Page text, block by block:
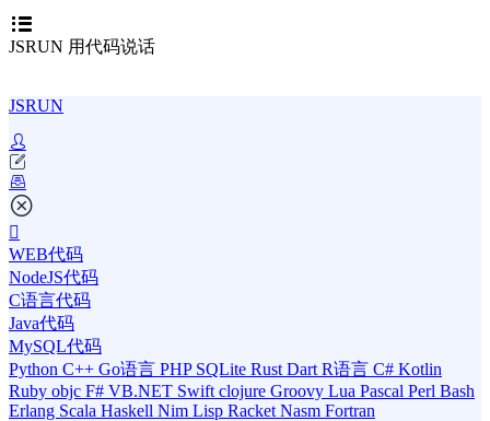
JSRUN 用代码说话
JSRUN
WEB代码
NodeJS代码
C语言代码
Java代码
MySQL代码
Python C++ Go语言 PHP SQLite Rust Dart R语言 C# Kotlin
Ruby objc F# VB.NET Swift clojure Groovy Lua Pascal Perl Bash
Erlang Scala Haskell Nim Lisp Racket Nasm Fortran